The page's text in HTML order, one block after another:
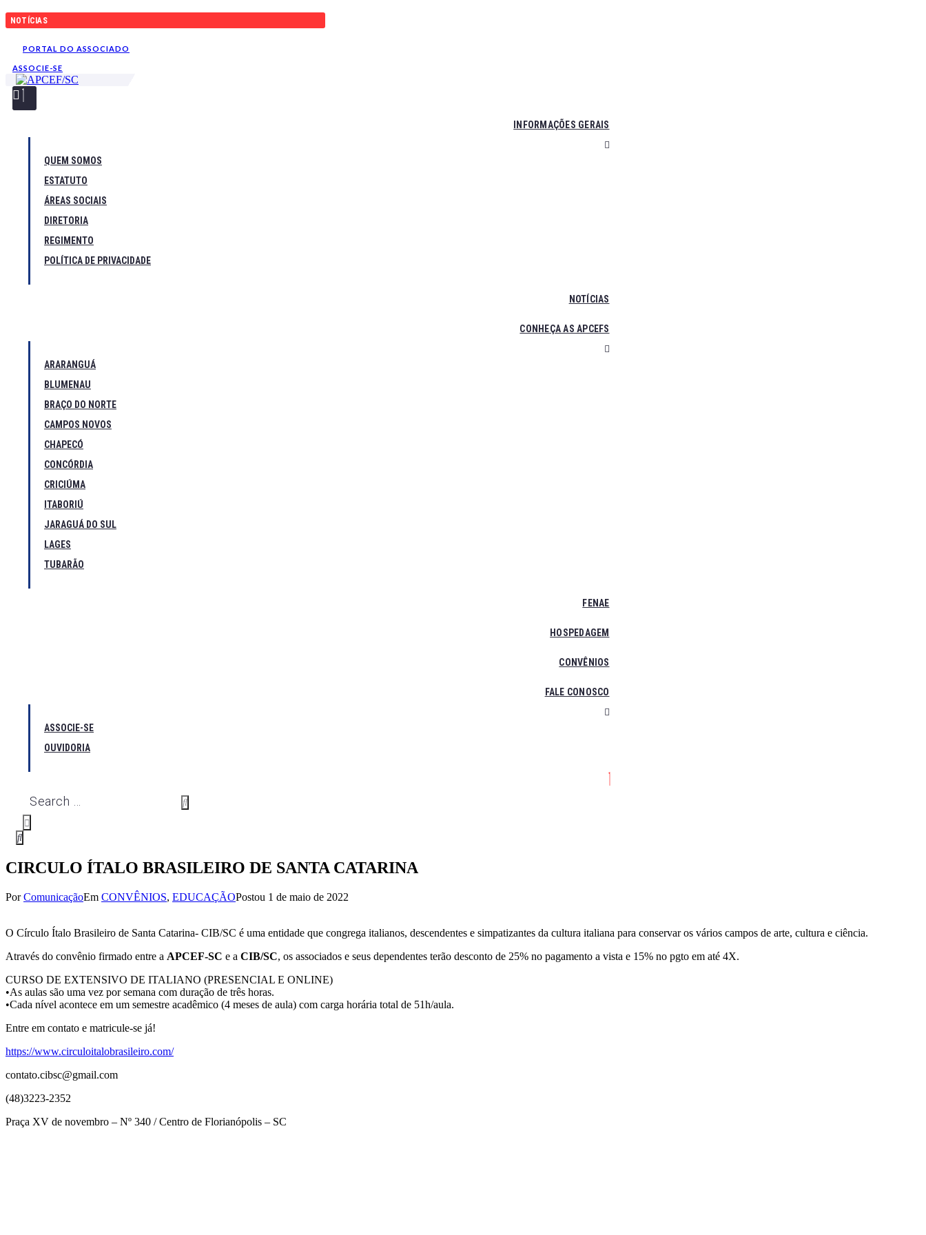
Ir
para
conteúdo
NOTÍCIAS
PORTAL DO ASSOCIADO
ASSOCIE-SE
INFORMAÇÕES GERAIS
QUEM SOMOS
ESTATUTO
ÁREAS SOCIAIS
DIRETORIA
REGIMENTO
POLÍTICA DE PRIVACIDADE
NOTÍCIAS
CONHEÇA AS APCEFS
ARARANGUÁ
BLUMENAU
BRAÇO DO NORTE
CAMPOS NOVOS
CHAPECÓ
CONCÓRDIA
CRICIÚMA
ITABORIÚ
JARAGUÁ DO SUL
LAGES
TUBARÃO
FENAE
HOSPEDAGEM
CONVÊNIOS
FALE CONOSCO
ASSOCIE-SE
OUVIDORIA
CIRCULO ÍTALO BRASILEIRO DE SANTA CATARINA
PorComunicaçãoEm CONVÊNIOS, EDUCAÇÃOPostou 1 de maio de 2022
O Círculo Ítalo Brasileiro de Santa Catarina- CIB/SC é uma entidade que congrega italianos, descendentes e simpatizantes da cultura italiana para conservar os vários campos de arte, cultura e ciência.
Através do convênio firmado entre a APCEF-SC e a CIB/SC, os associados e seus dependentes terão desconto de 25% no pagamento a vista e 15% no pgto em até 4X.
CURSO DE EXTENSIVO DE ITALIANO (PRESENCIAL E ONLINE)
•As aulas são uma vez por semana com duração de três horas.
•Cada nível acontece em um semestre acadêmico (4 meses de aula) com carga horária total de 51h/aula.
Entre em contato e matricule-se já!
https://www.circuloitalobrasileiro.com/
contato.cibsc@gmail.com
(48)3223-2352
Praça XV de novembro – Nº 340 / Centro de Florianópolis – SC